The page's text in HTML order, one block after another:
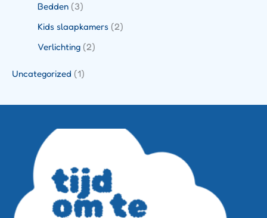
Bedden(3)
Kids slaapkamers(2)
Verlichting(2)
Uncategorized (1)